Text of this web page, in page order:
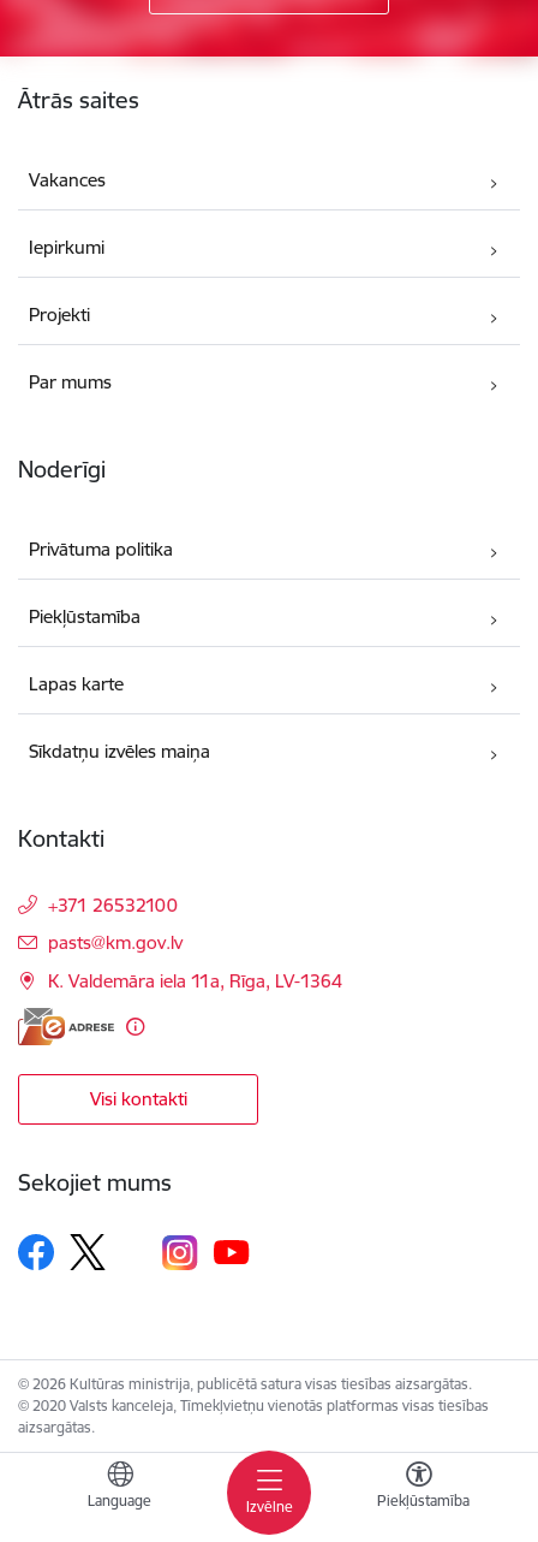
Izvēlne
Language Piekļūstamība
Ātrās saites
Vakances
Iepirkumi
Projekti
Par mums
Noderīgi
Privātuma politika
Piekļūstamība
Lapas karte
Sīkdatņu izvēles maiņa
Kontakti
+371 26532100
E-pasts:
pasts@km.gov.lv
K. Valdemāra iela 11a, Rīga, LV-1364
Visi kontakti
Sekojiet mums
© 2026 Kultūras ministrija, publicētā satura visas tiesības aizsargātas.
© 2020 Valsts kanceleja, Tīmekļvietņu vienotās platformas visas tiesības
aizsargātas.